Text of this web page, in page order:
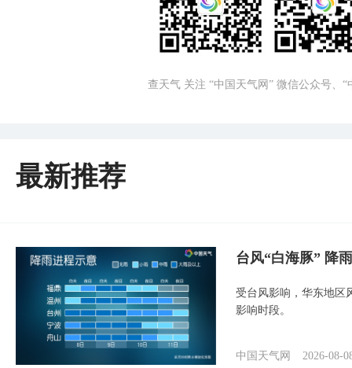
查天气 关注 “中国天气网” 微信公众号、
最新推荐
台风“白海豚” 降
受台风影响，华东地区
影响时段。
中国天气网 2026-08-